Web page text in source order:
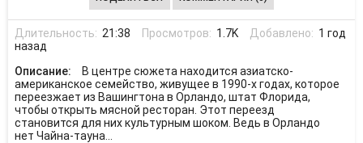
Длительность: 21:38 Просмотров: 1.7K Добавлено: 1 год
назад
Описание:
В центре сюжета находится азиатско-
американское семейство, живущее в 1990-х годах, которое
переезжает из Вашингтона в Орландо, штат Флорида,
чтобы открыть мясной ресторан. Этот переезд
становится для них культурным шоком. Ведь в Орландо
нет Чайна-тауна...